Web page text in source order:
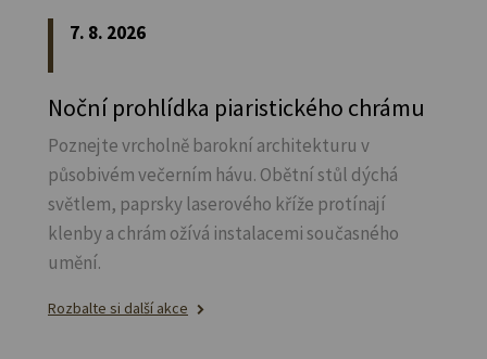
7. 8. 2026
Noční prohlídka piaristického chrámu
Poznejte vrcholně barokní architekturu v
působivém večerním hávu. Obětní stůl dýchá
světlem, paprsky laserového kříže protínají
klenby a chrám ožívá instalacemi současného
umění.
Rozbalte si další akce